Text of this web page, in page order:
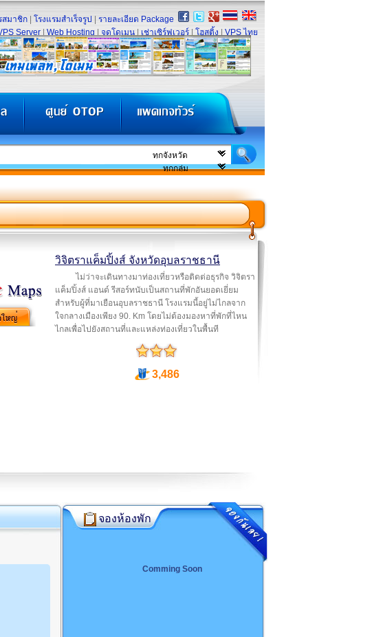
สมาชิก โรงแรมสำเร็จรูป
รายละเอียด Package
Server Web Hosting จดโดเมน เช่าเซิร์ฟเวอร์ โฮสติ้ง VPS ไทย
วิจิตราแค็มปิ้งส์ จังหวัดอุบลราชธานี
ไม่ว่าจะเดินทางมาท่องเที่ยวหรือติดต่อธุรกิจ วิจิตรา
แค็มปิ้งส์ แอนด์ รีสอร์ทนับเป็นสถานที่พักอันยอดเยี่ยม
สำหรับผู้ที่มาเยือนอุบลราชธานี โรงแรมนี้อยู่ไม่ไกลจาก
ใจกลางเมืองเพียง 90. Km โดยไม่ต้องมองหาที่พักที่ไหน
ไกลเพื่อไปยังสถานที่และแหล่งท่องเที่ยวในพื้นที
3,486
จองห้องพัก
Comming Soon